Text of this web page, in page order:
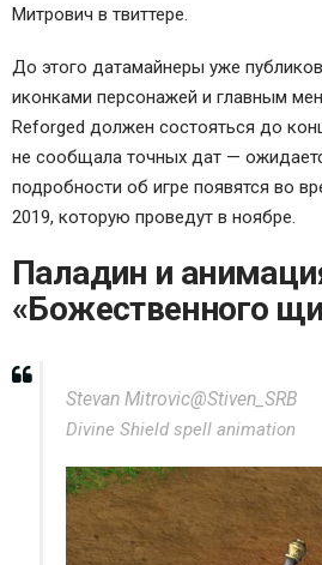
Митрович в твиттере.
До этого датамайнеры уже
иконками персонажей и главным
Reforged должен состояться до
не сообщала точных дат —
подробности об игре появятся во
2019, которую проведут в ноябре.
Паладин и
«Божественного
Stevan Mitrovic@Stiven_SRB
Divine Shield spell animation